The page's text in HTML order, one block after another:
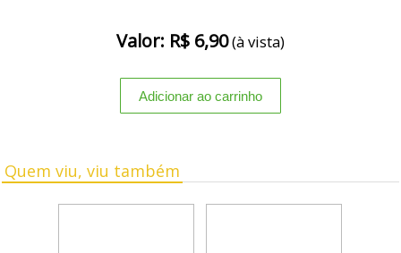
Valor: R$ 6,90(à vista)
Quem viu, viu também